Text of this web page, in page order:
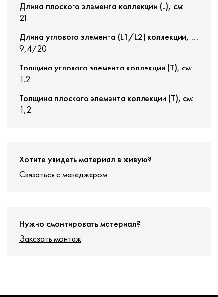
Длина плоского элемента коллекции (L), см:
21
Длина углового элемента (L1/L2) коллекции, см:
9,4/20
Толщина углового элемента коллекции (T), см:
1.2
Толщина плоского элемента коллекции (T), см:
1,2
Хотите увидеть материал в живую?
Связаться с менеджером
Нужно смонтировать материал?
Заказать монтаж